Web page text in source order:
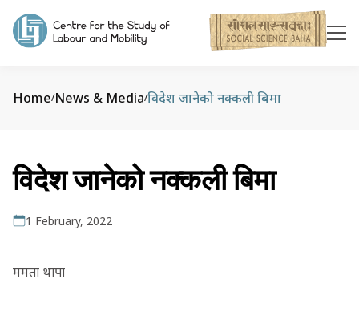
Home/News & Media/विदेश जानेको नक्कली बिमा
विदेश जानेको नक्कली बिमा
1 February, 2022
ममता थापा